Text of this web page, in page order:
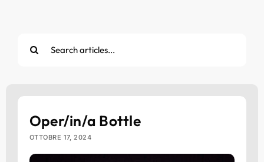
per:
Oper/in/a Bottle
OTTOBRE 17, 2024